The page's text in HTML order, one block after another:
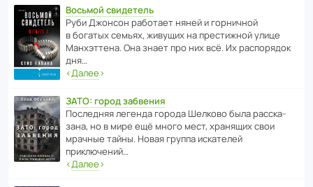
Восьмой свидетель
Руби Джонсон рабо­тает няней и горни­чной
в богатых семьях, живущих на прес­ти­жной улице
Манх­эт­тена. Она знает про них всё. Их распо­рядок
дня…
‹Далее›
ЗАТО: город забвения
После­дняя легенда города Шелково была расска­
зана, но в мире ещё много мест, хранящих свои
мрачные тайны. Новая группа иска­телей
приключений…
‹Далее›